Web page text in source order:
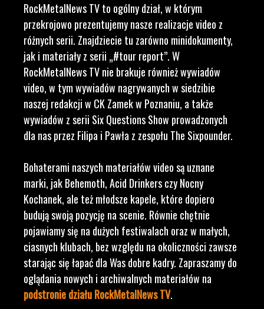
RockMetalNews TV to ogólny dział, w którym
przekrojowo prezentujemy nasze realizacje video z
różnych serii. Znajdziecie tu zarówno minidokumenty,
jak i materiały z serii „#tour report”. W
RockMetalNews TV nie brakuje również wywiadów
video, w tym wywiadów nagrywanych w siedzibie
naszej redakcji w CK Zamek w Poznaniu, a także
wywiadów z serii Six Questions Show prowadzonych
dla nas przez Filipa i Pawła z zespołu The Sixpounder.
Bohaterami naszych materiałów video są uznane
marki, jak Behemoth, Acid Drinkers czy Nocny
Kochanek, ale też młodsze kapele, które dopiero
budują swoją pozycję na scenie. Równie chętnie
pojawiamy się na dużych festiwalach oraz w małych,
ciasnych klubach, bez względu na okoliczności zawsze
starając się łapać dla Was dobre kadry. Zapraszamy do
oglądania nowych i archiwalnych materiałów na
podstronie działu RockMetalNews TV.